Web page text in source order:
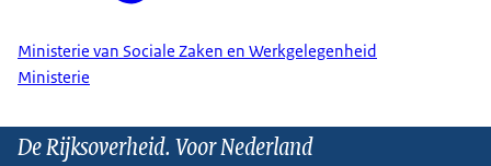
Ministerie van Sociale Zaken en Werkgelegenheid
Ministerie
De Rijksoverheid. Voor Nederland